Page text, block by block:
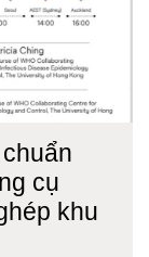
cụ
khu